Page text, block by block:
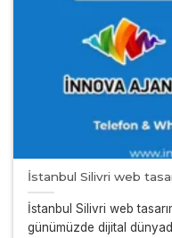
İstanbul Silivri web
İstanbul Silivri web
günümüzde dijital